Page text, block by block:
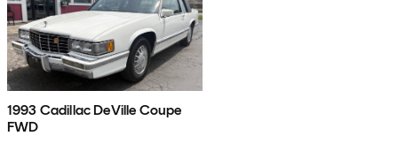
1993 Cadillac DeVille Coupe
FWD